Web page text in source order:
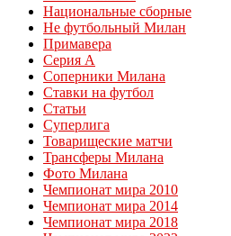
Национальные сборные
Не футбольный Милан
Примавера
Серия А
Соперники Милана
Ставки на футбол
Статьи
Суперлига
Товарищеские матчи
Трансферы Милана
Фото Милана
Чемпионат мира 2010
Чемпионат мира 2014
Чемпионат мира 2018